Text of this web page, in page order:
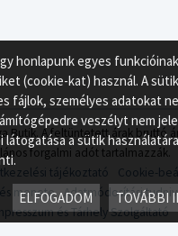
Butik. A feltüntetett árak bruttó
forgalmi adót tartalmazzák.
tájékoztató
Cookie-
menete
Adatmódosítási
és Tárhely Szolgáltató
honlapunk egyes funkcióinak
(cookie-kat) használ. A
fájlok, személyes adatokat
veszélyt nem
látogatása a sütik
ELFOGADOM TOVÁBBI